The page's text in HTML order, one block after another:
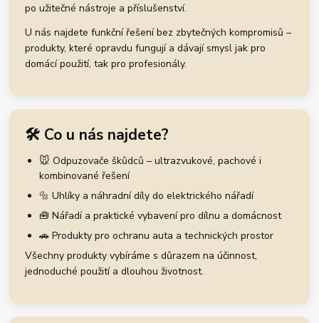
po užitečné nástroje a příslušenství.
U nás najdete funkční řešení bez zbytečných kompromisů –
produkty, které opravdu fungují a dávají smysl jak pro
domácí použití, tak pro profesionály.
🛠️ Co u nás najdete?
🐭 Odpuzovače škůdců – ultrazvukové, pachové i
kombinované řešení
🔩 Uhlíky a náhradní díly do elektrického nářadí
🧰 Nářadí a praktické vybavení pro dílnu a domácnost
🚗 Produkty pro ochranu auta a technických prostor
Všechny produkty vybíráme s důrazem na účinnost,
jednoduché použití a dlouhou životnost.